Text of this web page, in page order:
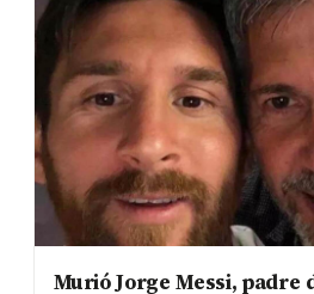
Murió Jorge Messi, padre